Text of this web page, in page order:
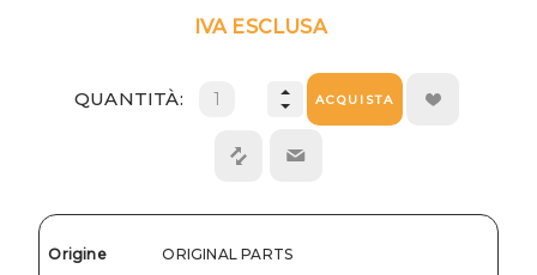
IVA ESCLUSA
QUANTITÀ: ACQUISTA
Origine ORIGINAL PARTS